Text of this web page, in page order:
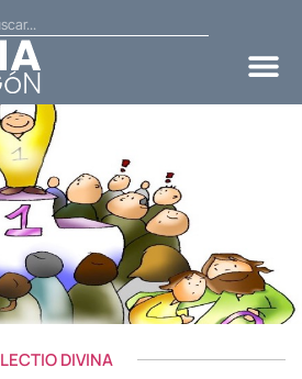
LECTIO DIVINA